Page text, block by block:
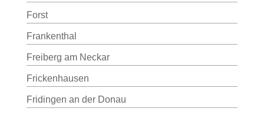
Forst
Frankenthal
Freiberg am Neckar
Frickenhausen
Fridingen an der Donau